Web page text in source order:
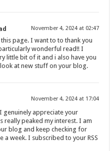
November 4, 2024 at 02:47
page. I want to to thank you
wonderful read!! I
little bit of it and i also have you
at new stuff on your blog.
November 4, 2024 at 17:04
appreciate your
really peaked my interest. I am
blog and keep checking for
a week. I subscribed to your RSS